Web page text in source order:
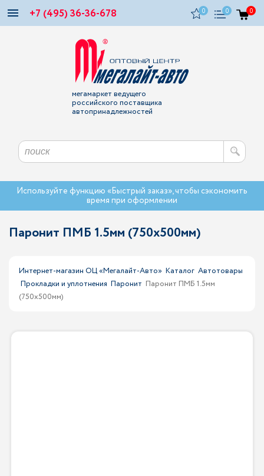
+7 (495) 36-36-678 0 0 0
мегамаркет ведущего
российского поставщика
автопринадлежностей
Используйте функцию «Быстрый заказ», чтобы сэкономить
время при оформлении
Паронит ПМБ 1.5мм (750х500мм)
Интернет-магазин ОЦ «Мегалайт-Авто» Каталог Автотовары
Прокладки и уплотнения Паронит Паронит ПМБ 1.5мм
(750х500мм)